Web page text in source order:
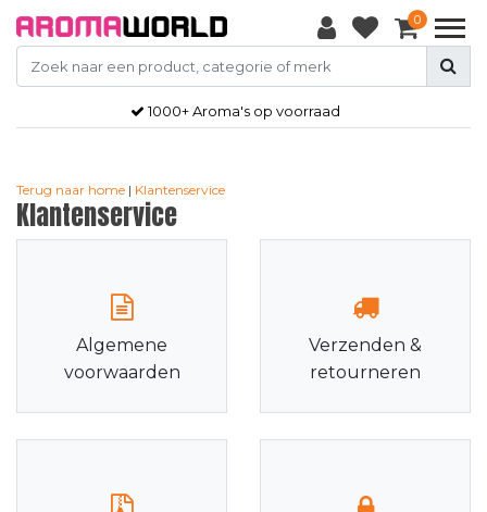
0
1000+ Aroma's op voorraad
Terug naar home | Klantenservice
Klantenservice
Algemene
voorwaarden
Verzenden &
retourneren